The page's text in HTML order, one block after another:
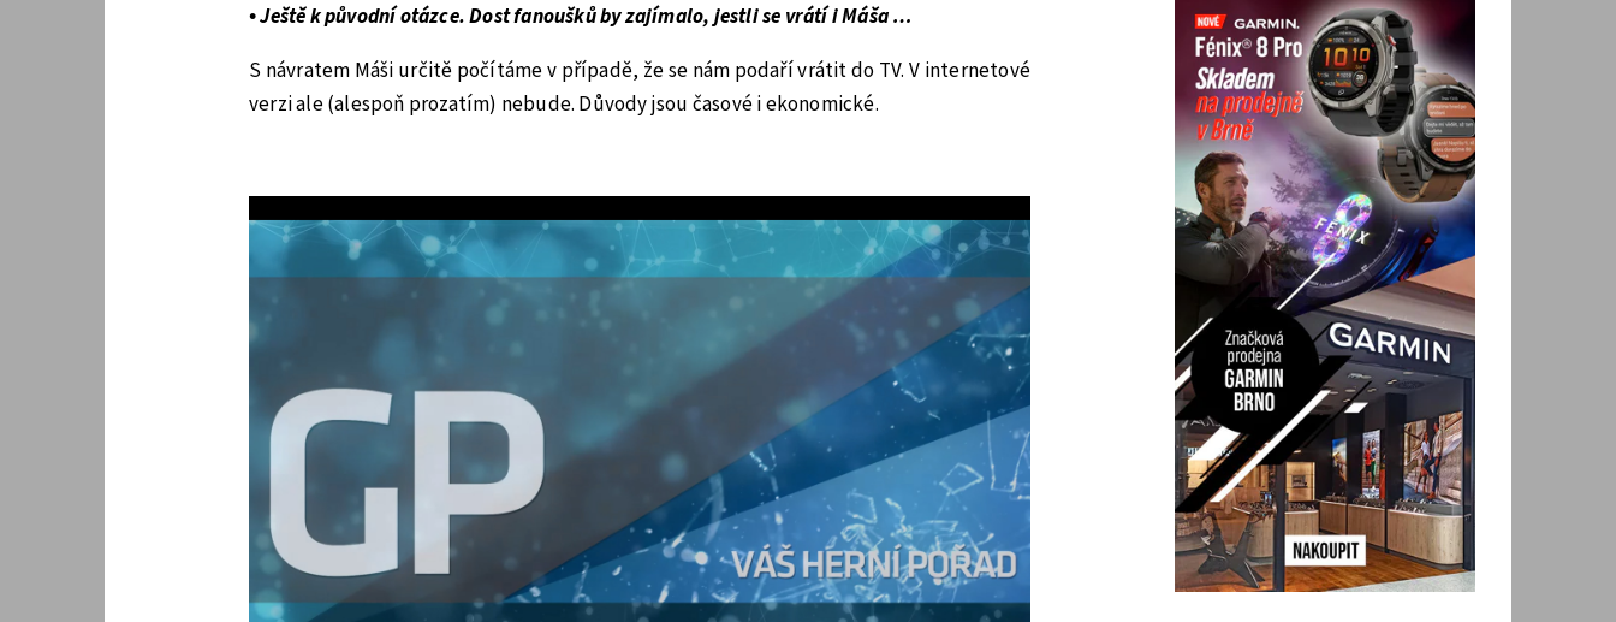
• Ještě k původní otázce. Dost fanoušků by zajímalo, jestli se vrátí i Máša …
S návratem Máši určitě počítáme v případě, že se nám podaří vrátit do TV. V internetové
verzi ale (alespoň prozatím) nebude. Důvody jsou časové i ekonomické.